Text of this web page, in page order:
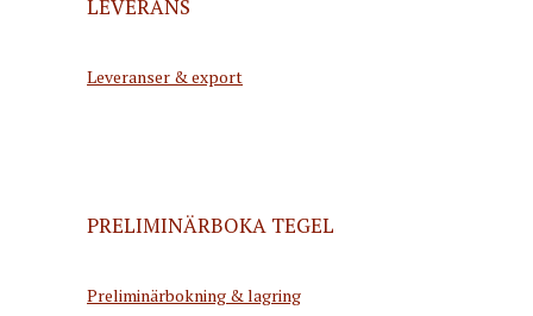
LEVERANS
Leveranser & export
PRELIMINÄRBOKA TEGEL
Preliminärbokning & lagring